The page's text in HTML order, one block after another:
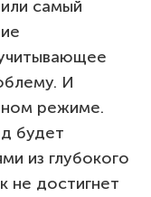
самый
И
режиме.
будет
из глубокого
не достигнет